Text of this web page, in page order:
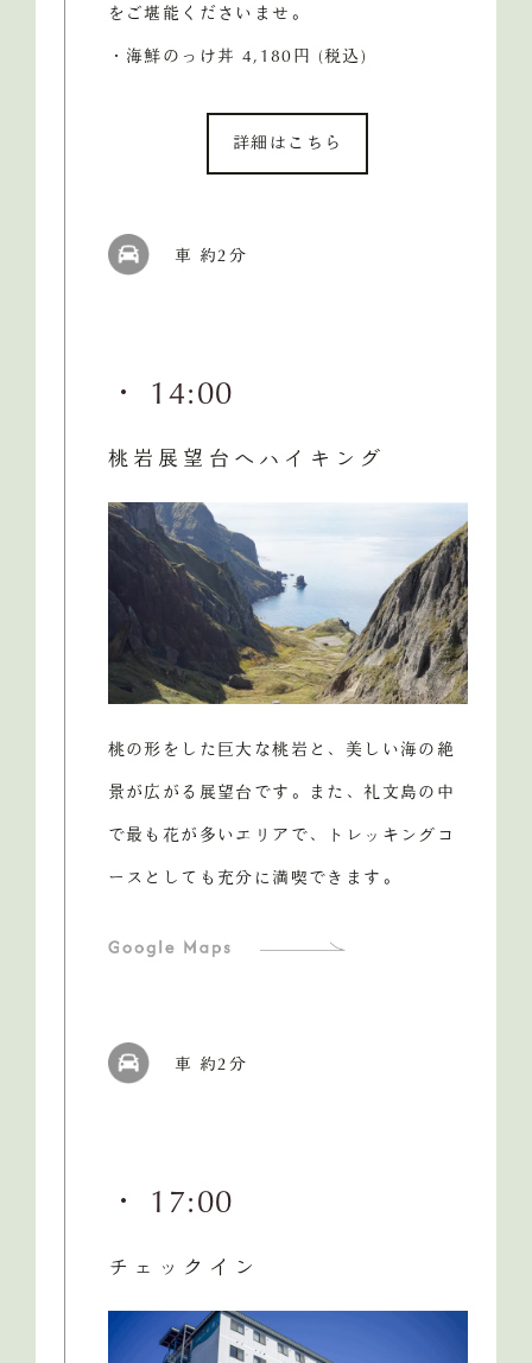
をご堪能くださいませ。
・海鮮のっけ丼 4,180円 (税込)
詳細はこちら
車 約2分
・ 14:00
桃岩展望台へハイキング
桃の形をした巨大な桃岩と、美しい海の絶
景が広がる展望台です。また、礼文島の中
で最も花が多いエリアで、トレッキングコ
ースとしても充分に満喫できます。
車 約2分
・ 17:00
チェックイン